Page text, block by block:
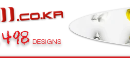
DESIGNS